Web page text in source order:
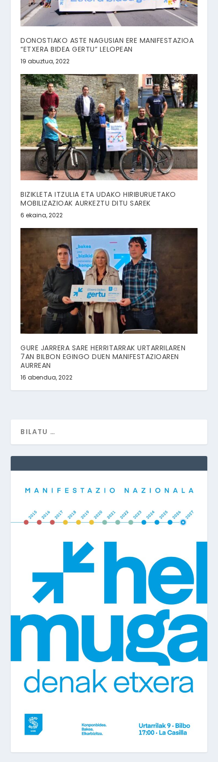
DONOSTIAKO ASTE NAGUSIAN ERE MANIFESTAZIOA
“ETXERA BIDEA GERTU” LELOPEAN
19 abuztua, 2022
BIZIKLETA ITZULIA ETA UDAKO HIRIBURUETAKO
MOBILIZAZIOAK AURKEZTU DITU SAREK
6 ekaina, 2022
GURE JARRERA SARE HERRITARRAK URTARRILAREN
7AN BILBON EGINGO DUEN MANIFESTAZIOAREN
AURREAN
16 abendua, 2022